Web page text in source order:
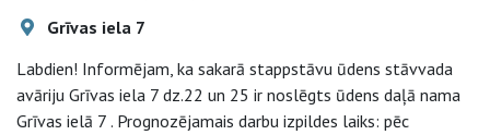
Grīvas iela 7
Labdien! Informējam, ka sakarā stappstāvu ūdens stāvvada
avāriju Grīvas iela 7 dz.22 un 25 ir noslēgts ūdens daļā nama
Grīvas ielā 7 . Prognozējamais darbu izpildes laiks: pēc